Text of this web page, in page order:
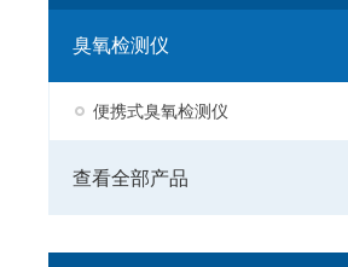
臭氧检测仪
便携式臭氧检测仪
查看全部产品